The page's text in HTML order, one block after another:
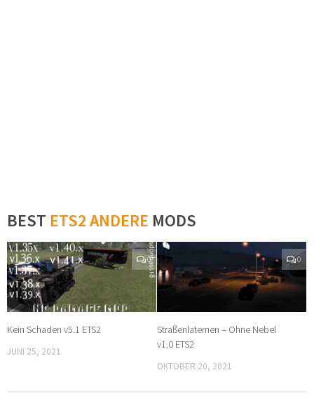
BEST ETS2 ANDERE MODS
0
Kein Schaden v5.1 ETS2
JUNI 25, 2021
0
Straßenlaternen – Ohne Nebel
v1.0 ETS2
OKTOBER 20, 2021